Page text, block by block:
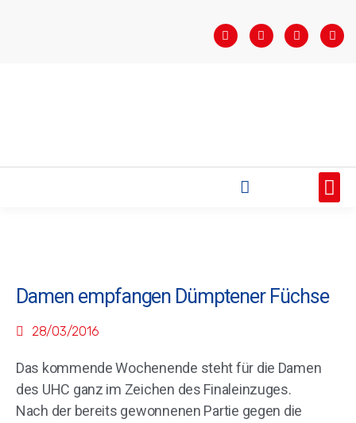
Damen empfangen Dümptener Füchse
28/03/2016
Das kommende Wochenende steht für die Damen
des UHC ganz im Zeichen des Finaleinzuges.
Nach der bereits gewonnenen Partie gegen die